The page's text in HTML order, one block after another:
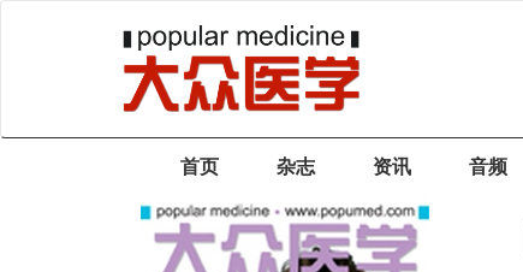
首页 杂志 资讯 音频